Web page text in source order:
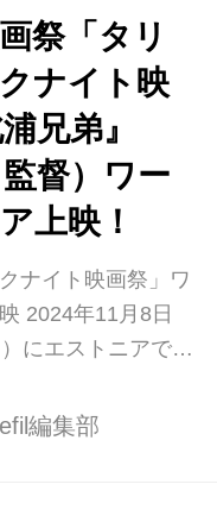
たね」 小寺「ワン
初めてだったので
サルの時はみなさ
ることができまし
出番以外は見るこ
ですね」 飯塚「そ
んじゃいますし
ているんだ、と。
のが楽しかったで
祭「タリ
ナイト映
兄弟』
監督）ワー
上映！
ナイト映画祭」ワ
2024年11月8日
にエストニアで開
ト映画祭」（28th
編集部